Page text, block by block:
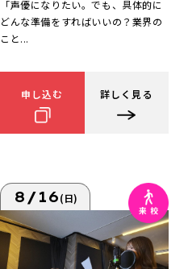
「声優になりたい。でも、具体的に
どんな準備をすればいいの？業界の
こと...
申し込む 詳しく見る
8/16(日)